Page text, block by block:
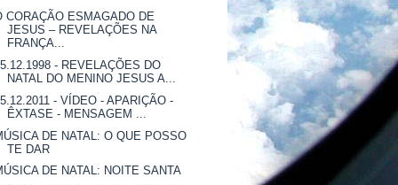
CORAÇÃO ESMAGADO DE
JESUS – REVELAÇÕES NA
FRANÇA...
- REVELAÇÕES DO
NATAL DO MENINO JESUS A...
- VÍDEO - APARIÇÃO -
ÊXTASE - MENSAGEM ...
DE NATAL: O QUE POSSO
TE DAR
DE NATAL: NOITE SANTA